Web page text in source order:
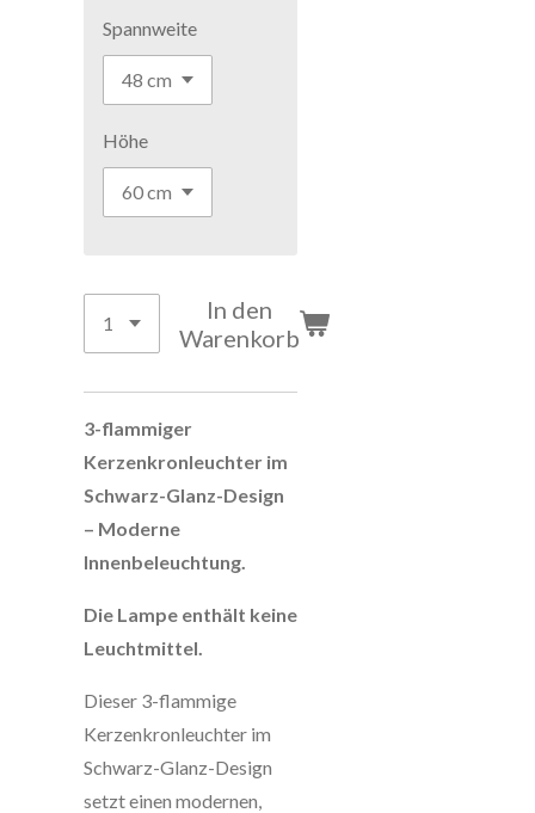
Spannweite
Höhe
In den
Warenkorb
3-flammiger
Kerzenkronleuchter im
Schwarz-Glanz-Design
– Moderne
Innenbeleuchtung.
Die Lampe enthält keine
Leuchtmittel.
Dieser 3-flammige
Kerzenkronleuchter im
Schwarz-Glanz-Design
setzt einen modernen,